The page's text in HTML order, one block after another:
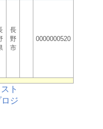
長
野
市
0000000520